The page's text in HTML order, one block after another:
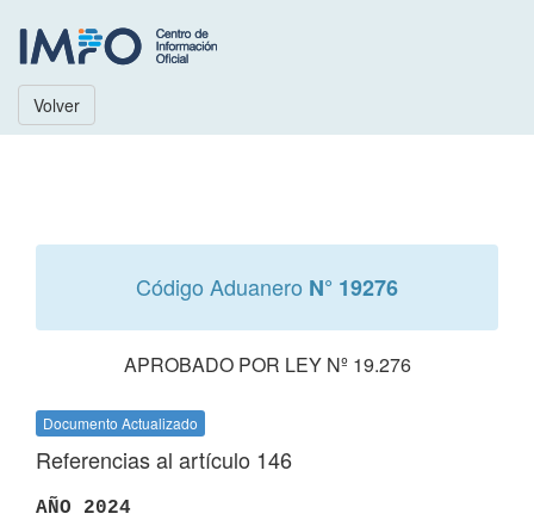
Volver
Código Aduanero N° 19276
APROBADO POR LEY Nº 19.276
Documento Actualizado
Referencias al artículo 146
AÑO 2024